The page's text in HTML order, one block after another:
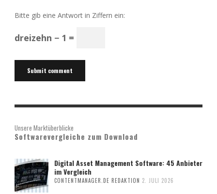
Bitte gib eine Antwort in Ziffern ein:
dreizehn − 1 =
Unsere Marktüberblicke
Softwarevergleiche zum Download
Digital Asset Management Software: 45 Anbieter
im Vergleich
CONTENTMANAGER.DE REDAKTION 2. JULI 2026